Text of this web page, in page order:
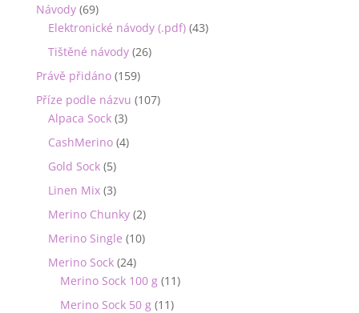
Návody (69)
Elektronické návody (.pdf) (43)
Tištěné návody (26)
Právě přidáno (159)
Příze podle názvu (107)
Alpaca Sock (3)
CashMerino (4)
Gold Sock (5)
Linen Mix (3)
Merino Chunky (2)
Merino Single (10)
Merino Sock (24)
Merino Sock 100 g (11)
Merino Sock 50 g (11)